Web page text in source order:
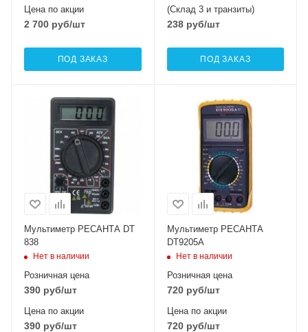
Цена по акции
2 700 руб/шт
ПОД ЗАКАЗ
(Склад 3 и транзиты)
238руб/шт
ПОД ЗАКАЗ
Мультиметр РЕСАНТА DT
838
Нет в наличии
Розничная цена
390 руб/шт
Цена по акции
390 руб/шт
Мультиметр РЕСАНТА
DT9205A
Нет в наличии
Розничная цена
720руб/шт
Цена по акции
720руб/шт